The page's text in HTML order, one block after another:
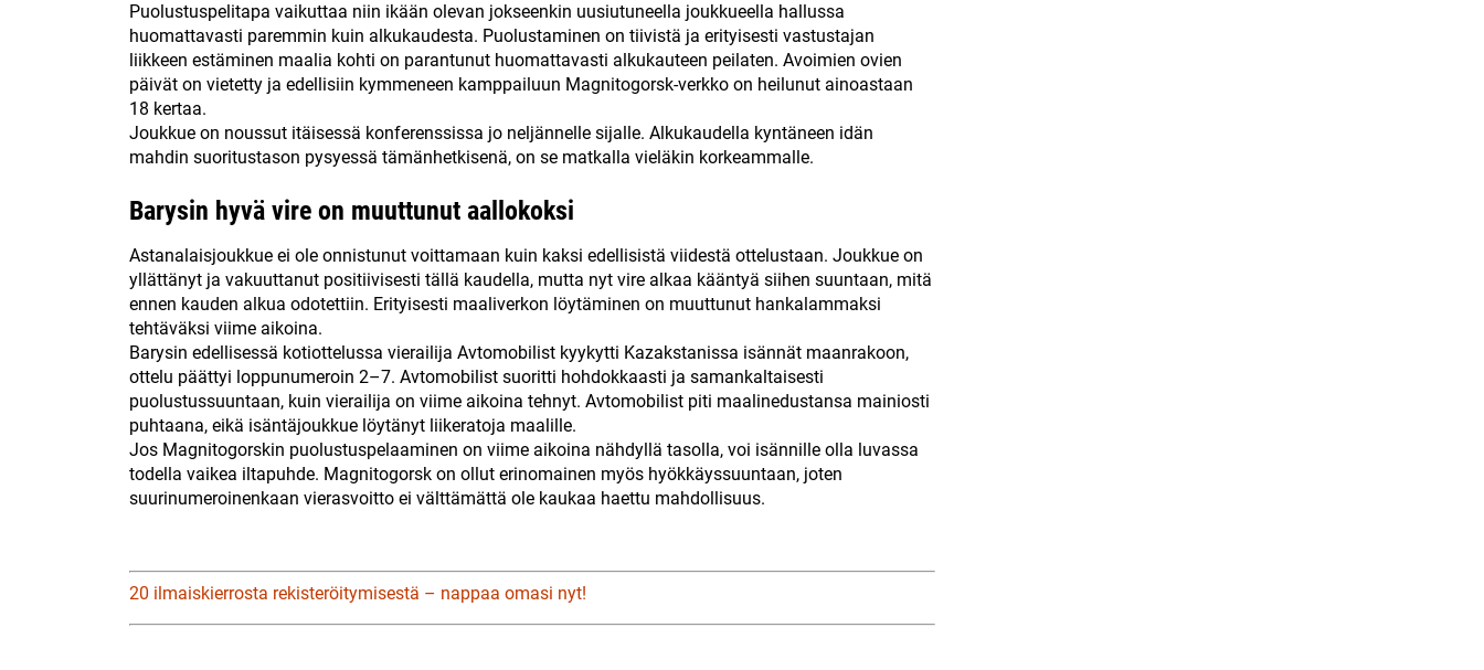
Puolustuspelitapa vaikuttaa niin ikään olevan jokseenkin uusiutuneella joukkueella hallussa
huomattavasti paremmin kuin alkukaudesta. Puolustaminen on tiivistä ja erityisesti vastustajan
liikkeen estäminen maalia kohti on parantunut huomattavasti alkukauteen peilaten. Avoimien ovien
päivät on vietetty ja edellisiin kymmeneen kamppailuun Magnitogorsk-verkko on heilunut ainoastaan
18 kertaa.
Joukkue on noussut itäisessä konferenssissa jo neljännelle sijalle. Alkukaudella kyntäneen idän
mahdin suoritustason pysyessä tämänhetkisenä, on se matkalla vieläkin korkeammalle.
Barysin hyvä vire on muuttunut aallokoksi
Astanalaisjoukkue ei ole onnistunut voittamaan kuin kaksi edellisistä viidestä ottelustaan. Joukkue on
yllättänyt ja vakuuttanut positiivisesti tällä kaudella, mutta nyt vire alkaa kääntyä siihen suuntaan, mitä
ennen kauden alkua odotettiin. Erityisesti maaliverkon löytäminen on muuttunut hankalammaksi
tehtäväksi viime aikoina.
Barysin edellisessä kotiottelussa vierailija Avtomobilist kyykytti Kazakstanissa isännät maanrakoon,
ottelu päättyi loppunumeroin 2–7. Avtomobilist suoritti hohdokkaasti ja samankaltaisesti
puolustussuuntaan, kuin vierailija on viime aikoina tehnyt. Avtomobilist piti maalinedustansa mainiosti
puhtaana, eikä isäntäjoukkue löytänyt liikeratoja maalille.
Jos Magnitogorskin puolustuspelaaminen on viime aikoina nähdyllä tasolla, voi isännille olla luvassa
todella vaikea iltapuhde. Magnitogorsk on ollut erinomainen myös hyökkäyssuuntaan, joten
suurinumeroinenkaan vierasvoitto ei välttämättä ole kaukaa haettu mahdollisuus.
20 ilmaiskierrosta rekisteröitymisestä – nappaa omasi nyt!